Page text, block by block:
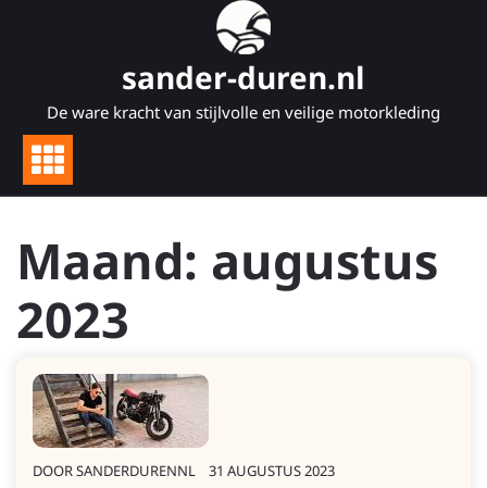
sander-duren.nl
De ware kracht van stijlvolle en veilige motorkleding
Maand: augustus
2023
DOORSANDERDURENNL 31 AUGUSTUS 2023